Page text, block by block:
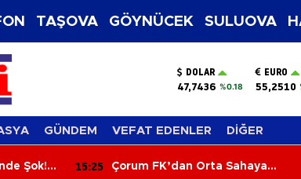
TAŞOVA GÖYNÜCEK SULUOVA
DOLAR
47,7436 %0.18
EURO
55,2510
GÜNDEM VEFAT EDENLER DİĞER
Şok!
15:25
Çorum FK’dan Orta Sahaya